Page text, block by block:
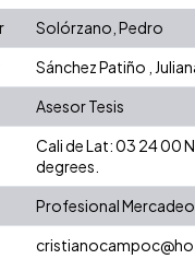
Solórzano, Pedro
Sánchez Patiño ,
Asesor Tesis
Cali de Lat: 03 24 00
degrees.
Profesional